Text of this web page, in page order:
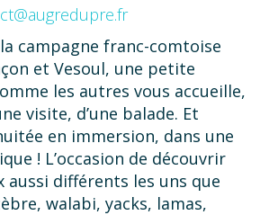
campagne franc-comtoise
et Vesoul, une petite
les autres vous accueille,
visite, d’une balade. Et
en immersion, dans une
! L’occasion de découvrir
aussi différents les uns que
walabi, yacks, lamas,